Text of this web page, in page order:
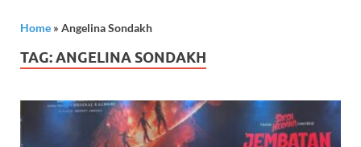
Home » Angelina Sondakh
TAG:ANGELINA SONDAKH